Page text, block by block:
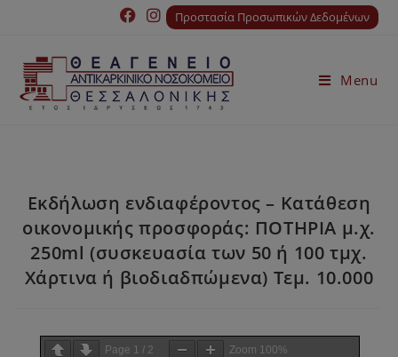
Προστασία Προσωπικών Δεδομένων
Menu
Εκδήλωση ενδιαφέροντος – Κατάθεση
οικονομικής προσφοράς: ΠΟΤΗΡΙΑ μ.χ.
250ml (συσκευασία των 50 ή 100 τμχ.
Χάρτινα ή βιοδιαδπώμενα) Τεμ. 10.000
Page 1 / 2 Zoom 100%